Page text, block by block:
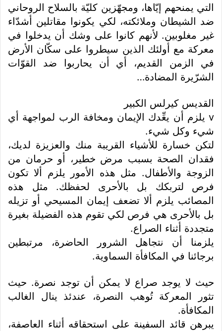
التي يمنحهم إيّاها، ومجهّزين كليّة بالسلاح الروحاني
ضد الشيطان وملائكته، لكي يكونوا مقاتلين أشدّاء
غير مغلوبين. لأنهم كانوا على وشك أن يدخلوا في
معركة مع أولئك الذين سيطروا على سكّان الأرض
في الزمن القديم، أي أن يحاربوا ضد القوّات
الشرّيرة المضادة…
القديس كيرلس الكبير
v يلزم أن يعِّدك الإيمان ومخافة الرب لمواجهة أي
شيء وكل شيء.
لتكن خسارة للأشياء القريبة منك والعزيزة لديك،
فقدان الصحة بسبب مرض خطير، أو حرمان من
الزوجة والأطفال. مثل هذه الأمور يلزم ألا تكون
فرص لتربكك بل بالأحرى لحفظك. مثل هذه
المصائب يلزم ألا تضعف إيمان المسيحي أو تزيله
بل بالأحرى هي فرص لكي تقوم هذه الفضيلة بغيرة
متجددة أثناء الصراع.
يلزمنا أن نتجاهل الشرور الحاضرة، مرتبطين
برجائنا في المكافأة السماوية.
حيث لا يوجد صراع لا يمكن أن توجد نصرة. حيث
تثور المعركة تُوهب النصرة، عندئذ ينال الغالب
المكافأة.
يبرهن قائد السفينة على استحقاقه أثناء العاصفة،